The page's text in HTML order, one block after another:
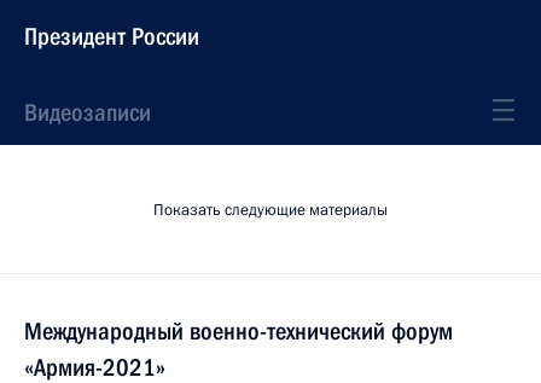
Президент России
Видеозаписи
Показать следующие материалы
Международный военно-технический форум
«Армия-2021»